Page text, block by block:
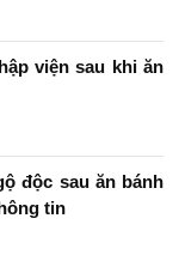
viện sau khi ăn
độc sau ăn bánh
tin